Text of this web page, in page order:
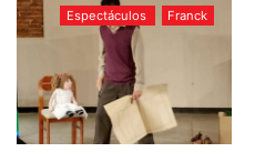
Espectáculos Franck